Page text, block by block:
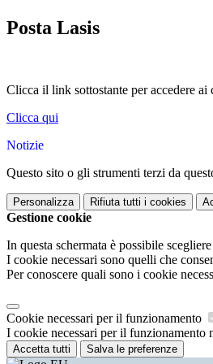
Posta Lasis
Clicca il link sottostante per accedere
Clicca qui
Notizie
Questo sito o gli strumenti terzi da
Personalizza Rifiuta tutti i cookies
Gestione cookie
In questa schermata è possibile
I cookie necessari sono quelli che
Per conoscere quali sono i cookie
Cookie necessari per il funzionamento
I cookie necessari per il funzionamento
Accetta tutti Salva le preferenze